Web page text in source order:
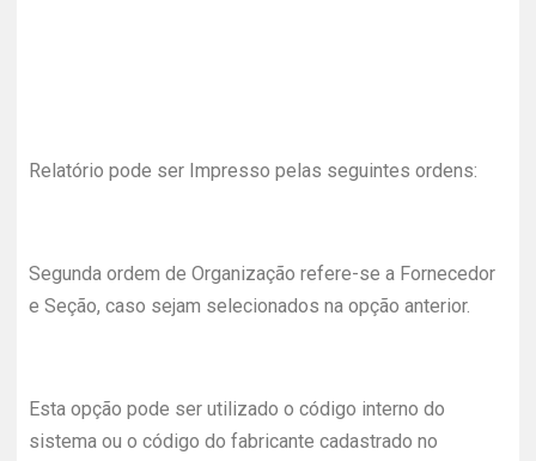
Relatório pode ser Impresso pelas seguintes ordens:
Segunda ordem de Organização refere-se a Fornecedor
e Seção, caso sejam selecionados na opção anterior.
Esta opção pode ser utilizado o código interno do
sistema ou o código do fabricante cadastrado no